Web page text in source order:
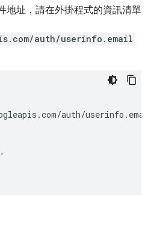
地址，請在外掛程式的資訊清單
auth/userinfo.email
auth/